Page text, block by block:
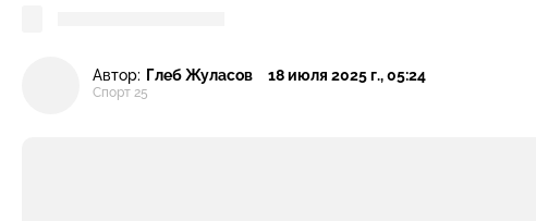
Автор: Глеб Жуласов
Спорт 25
18 июля 2025 г., 05:24